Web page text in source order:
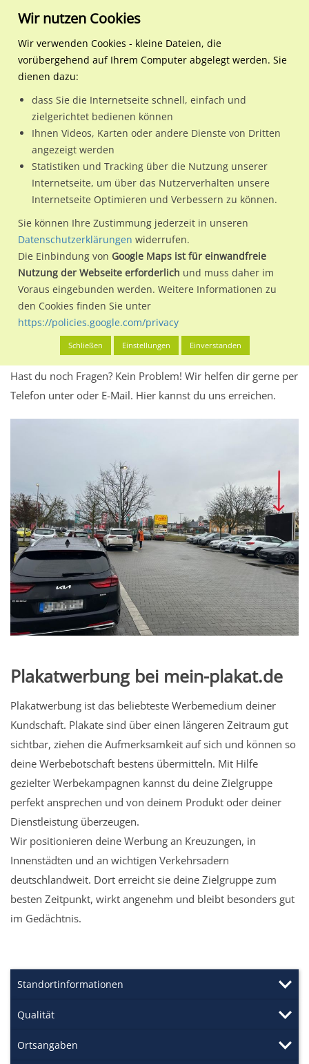
Regionale Plakatwerbung BerlinBerlin, Stadt
Cecilienstr. 164 / Netto /
12683 / Berlin, Stadt
Nutze günstige Werbemöglichkeiten am Standort Cecilienstr.
164 / Netto / Si. Eing. in Berlin, Stadt.
Wir erheben für jede unserer Werbeflächen individuelle und
aktuelleStandortinformationenundLeistungswerte
kannst du dich schon vor der Buchung im Detail über den
Standort, seine Reichweite und Werbewirkung sowie
eventuelle Beschränkungen in den zugelassenen
Werbeinhalten informieren.
Alles klar? Dann findest du direkt im unteren Teil dieser Seite
Buchungdes Standorts.
Hast du noch Fragen? Kein Problem! Wir helfen dir gerne per
Telefon unter oder E-Mail. Hier kannst du uns erreichen.
Plakatwerbung bei mein-plakat.de
Plakatwerbung ist das beliebteste Werbemedium deiner
Kundschaft. Plakate sind über einen längeren Zeitraum gut
sichtbar, ziehen die Aufmerksamkeit auf sich und können so
deine Werbebotschaft bestens übermitteln. Mit Hilfe
gezielter Werbekampagnen kannst du deine Zielgruppe
perfekt ansprechen und von deinem Produkt oder deiner
Dienstleistung überzeugen.
Wir positionieren deine Werbung an Kreuzungen, in
Innenstädten und an wichtigen Verkehrsadern
deutschlandweit. Dort erreicht sie deine Zielgruppe zum
besten Zeitpunkt, wirkt angenehm und bleibt besonders gut
im Gedächtnis.
Standortinformationen
Qualität
Ortsangaben
Wir nutzen Cookies
Wir verwenden Cookies - kleine Dateien, die
vorübergehend auf Ihrem Computer abgelegt werden. Sie
dienen dazu:
dass Sie die Internetseite schnell, einfach und
zielgerichtet bedienen können
Ihnen Videos, Karten oder andere Dienste von Dritten
angezeigt werden
Statistiken und Tracking über die Nutzung unserer
Internetseite, um über das Nutzerverhalten unsere
Internetseite Optimieren und Verbessern zu können.
Sie können Ihre Zustimmung jederzeit in unseren
Datenschutzerklärungen widerrufen.
Die Einbindung von Google Maps ist für einwandfreie
Nutzung der Webseite erforderlich und muss daher im
Voraus eingebunden werden. Weitere Informationen zu
den Cookies finden Sie unter
https://policies.google.com/privacy
Schließen Einstellungen Einverstanden